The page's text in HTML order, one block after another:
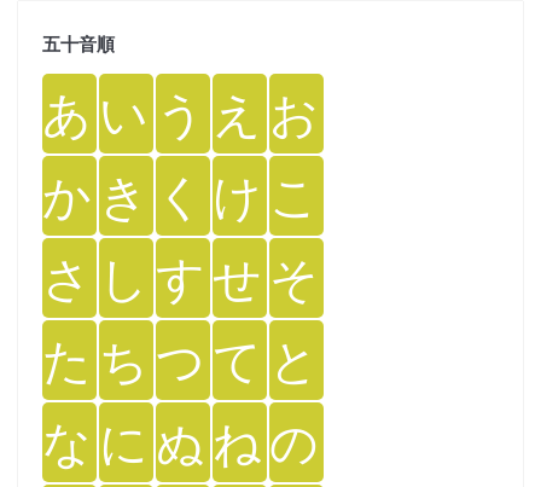
五十音順
あ い う え お
か き く け こ
さ し すせ そ
た ち つ て と
な に ぬ ねの